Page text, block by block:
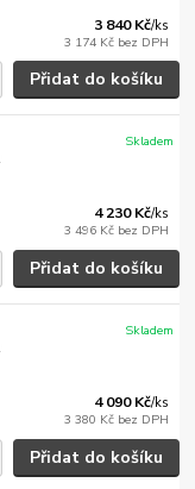
3 840 Kč/ks
3 174 Kč bez DPH
Přidat do košíku
4 230 Kč/ks
3 496 Kč bez DPH
Skladem
Přidat do košíku
4 090 Kč/ks
3 380 Kč bez DPH
Skladem
Přidat do košíku